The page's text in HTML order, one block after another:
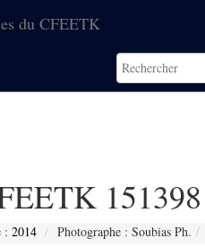
du CFEETK
151398
: 2014 Photographe : Soubias Ph.